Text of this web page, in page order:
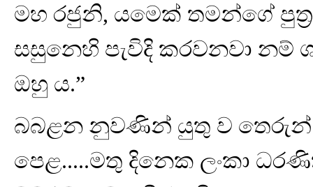
මහ රජුනි, යමෙක් තමන්ගේ
සසුනෙහි පැවිදි කරවනවා නම්
ඔහු ය.”
බබළන නුවණින් යුතු ව තෙරුන්
පෙළ.....මතු දිනෙක ලංකා